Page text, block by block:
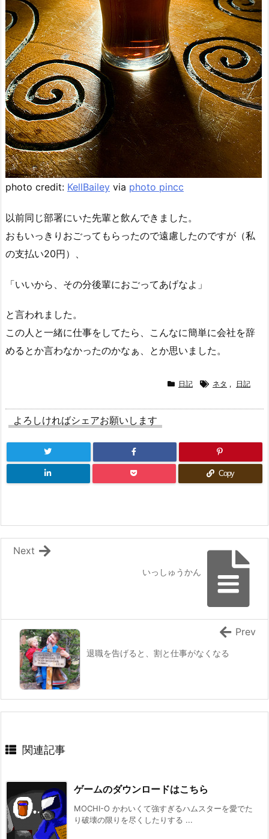
photo credit: KellBailey via photo pincc
以前同じ部署にいた先輩と飲んできました。
おもいっきりおごってもらったので遠慮したのですが（私
の支払い20円）、
「いいから、その分後輩におごってあげなよ」
と言われました。
この人と一緒に仕事をしてたら、こんなに簡単に会社を辞
めるとか言わなかったのかなぁ、とか思いました。
日記 ネタ , 日記
よろしければシェアお願いします
Copy
いっしゅうかん
Next
退職を告げると、割と仕事がなくなる
Prev
関連記事
ゲームのダウンロードはこちら
MOCHI-O かわいくて強すぎるハムスターを愛でた
り破壊の限りを尽くしたりする ...